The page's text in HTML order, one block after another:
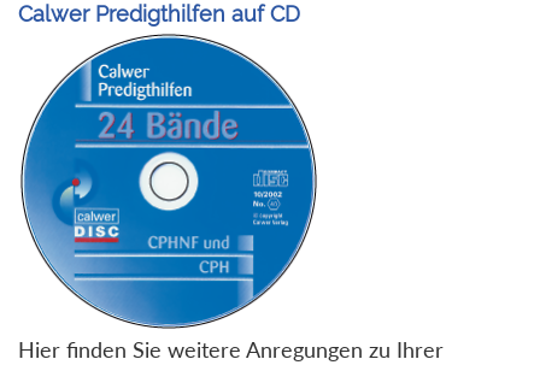
Calwer Predigthilfen auf CD
Hier finden Sie weitere Anregungen zu Ihrer